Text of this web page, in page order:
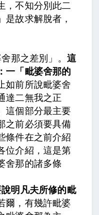
，不知分別此二
是故求解脫者，
那之差別」。 這
一「毗婆舍那的
如前所說毗婆舍
達二無我之正
這個部分最主要
之前必須要具備
條件在之前介紹
位介紹，這是第
舍那的諸多條
明凡夫所修的毗
爾，有幾許毗婆